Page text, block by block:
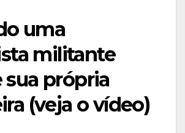
uma
militante
sua própria
(veja o vídeo)